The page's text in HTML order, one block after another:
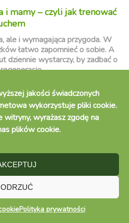
jakości świadczonych
wykorzystuje pliki cookie.
witryny, wyrażasz zgodę na
plików cookie.
ODRZUĆ
Polityka prywatności
i mamy – czyli jak trenować
ale i wymagająca przygoda. W
łatwo zapomnieć o sobie. A
dziennie wystarczy, by zadbać o
ruchu w salonie, rozciąganie
a nawet ćwiczenia dla dziecka i
przyjemną rozrywką.
też, kiedy można ćwiczyć po
treningów i jak zająć
po porodzie?